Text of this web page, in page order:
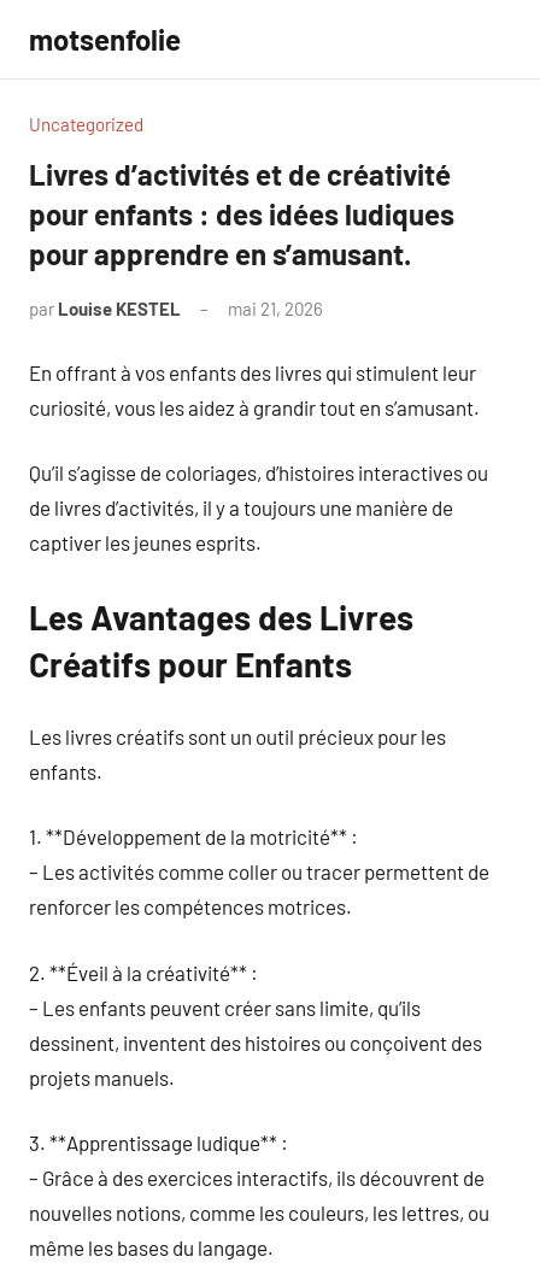
contenu
motsenfolie
Uncategorized
Livres d’activités et de créativité
pour enfants : des idées ludiques
pour apprendre en s’amusant.
par Louise KESTEL mai 21, 2026
En offrant à vos enfants des livres qui stimulent leur
curiosité, vous les aidez à grandir tout en s’amusant.
Qu’il s’agisse de coloriages, d’histoires interactives ou
de livres d’activités, il y a toujours une manière de
captiver les jeunes esprits.
Les Avantages des Livres
Créatifs pour Enfants
Les livres créatifs sont un outil précieux pour les
enfants.
1. **Développement de la motricité** :
– Les activités comme coller ou tracer permettent de
renforcer les compétences motrices.
2. **Éveil à la créativité** :
– Les enfants peuvent créer sans limite, qu’ils
dessinent, inventent des histoires ou conçoivent des
projets manuels.
3. **Apprentissage ludique** :
– Grâce à des exercices interactifs, ils découvrent de
nouvelles notions, comme les couleurs, les lettres, ou
même les bases du langage.